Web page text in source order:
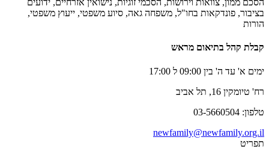
הסכם ממון, צוואות וירושות, הסכמי זוגיות, נישואין אזרחיים, ידועים
בציבור, פונדקאות בחו"ל, משפחה גאה, סיוע משפטי, ייעוץ משפטי,
הורות
קבלת קהל בתיאום מראש
ימים א' עד ה' בין 09:00 ל 17:00
רח' טיומקין 16, תל אביב
טלפון: 03-5660504
newfamily@newfamily.org.il
תפריט